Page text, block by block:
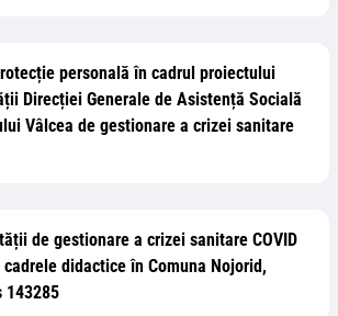
personală în cadrul proiectului
Direcției Generale de Asistență Socială
Vâlcea de gestionare a crizei sanitare
de gestionare a crizei sanitare COVID
didactice în Comuna Nojorid,
143285